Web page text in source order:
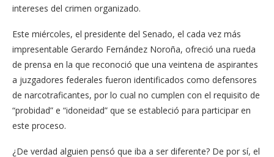
intereses del crimen organizado.
Este miércoles, el presidente del Senado, el cada vez más
impresentable Gerardo Fernández Noroña, ofreció una rueda
de prensa en la que reconoció que una veintena de aspirantes
a juzgadores federales fueron identificados como defensores
de narcotraficantes, por lo cual no cumplen con el requisito de
“probidad” e “idoneidad” que se estableció para participar en
este proceso.
¿De verdad alguien pensó que iba a ser diferente? De por sí, el